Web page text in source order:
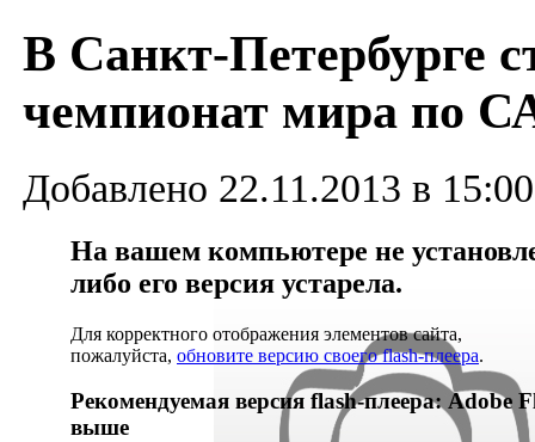
В Санкт-Петербурге
чемпионат мира по
Добавлено 22.11.2013 в 15:00
На вашем компьютере не
либо его версия устарела.
Для корректного отображения элементов сайта,
пожалуйста, обновите версию своего flash-плеера.
Рекомендуемая версия flash-плеера: Adobe
выше